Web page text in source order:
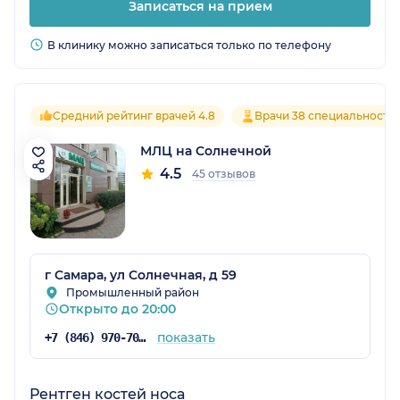
Записаться на прием
В клинику можно записаться только по телефону
Средний рейтинг врачей 4.8 Врачи 38
МЛЦ на Солнечной
4.5 45 отзывов
г Самара, ул Солнечная, д 59
Промышленный район
Открыто до 20:00
+7 (846) 970-70-83 показать
Рентген костей носа